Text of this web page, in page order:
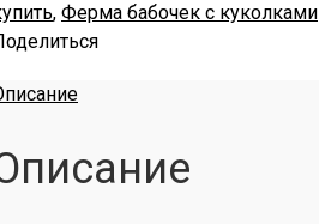
, Ферма бабочек с куколками